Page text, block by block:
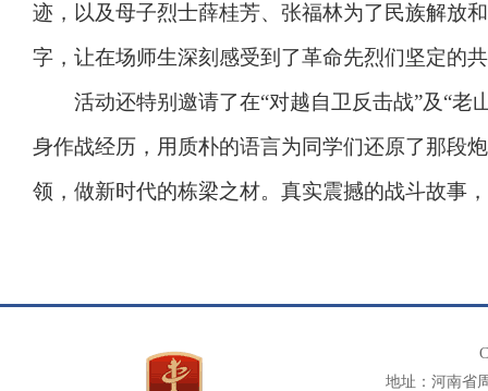
迹，以及母子烈士薛桂芳、张福林为了民族解放
字，让在场师生深刻感受到了革命先烈们坚定的
活动还特别邀请了在“对越自卫反击战”及“老
身作战经历，用质朴的语言为同学们还原了那段
领，做新时代的栋梁之材。真实震撼的战斗故事
地址：河南省